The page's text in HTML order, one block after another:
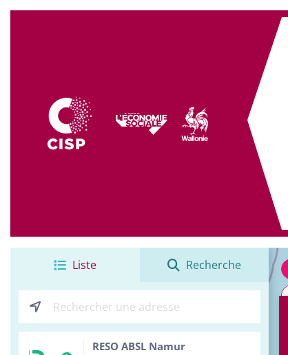
Liste Recherche
RESO ABSL Namur
−